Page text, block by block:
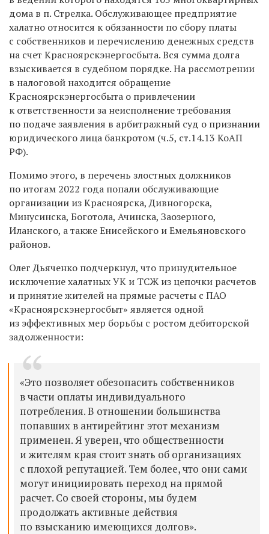
дома в п. Стрелка. Обслуживающее предприятие
халатно относится к обязанности по сбору платы
с собственников и перечислению денежных средств
на счет Красноярскэнергосбыта. Вся сумма долга
взыскивается в судебном порядке. На рассмотрении
в налоговой находится обращение
Красноярскэнергосбыта о привлечении
к ответственности за неисполнение требования
по подаче заявления в арбитражный суд о признании
юридического лица банкротом (ч.5, ст.14.13 КоАП
РФ).
Помимо этого, в перечень злостных должников
по итогам 2022 года попали обслуживающие
организации из Красноярска, Дивногорска,
Минусинска, Боготола, Ачинска, Заозерного,
Иланского, а также Енисейского и Емельяновского
районов.
Олег Дьяченко подчеркнул, что принудительное
исключение халатных УК и ТСЖ из цепочки расчетов
и принятие жителей на прямые расчеты с ПАО
«Красноярскэнергосбыт» является одной
из эффективных мер борьбы с ростом дебиторской
задолженности:
«Это позволяет обезопасить собственников
в части оплаты индивидуального
потребления. В отношении большинства
попавших в антирейтинг этот механизм
применен. Я уверен, что общественности
и жителям края стоит знать об организациях
с плохой репутацией. Тем более, что они сами
могут инициировать переход на прямой
расчет. Со своей стороны, мы будем
продолжать активные действия
по взысканию имеющихся долгов».